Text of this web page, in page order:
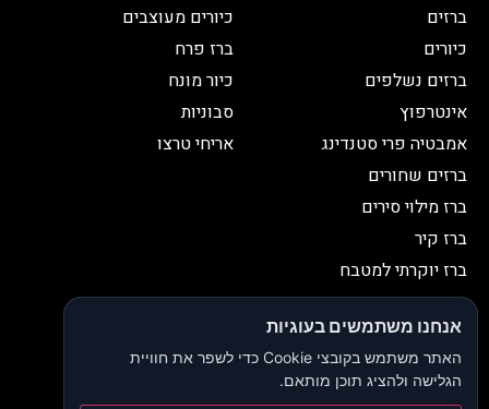
ברזים
כיורים
ברזים נשלפים
אינטרפוץ
אמבטיה פרי סטנדינג
ברזים שחורים
ברז מילוי סירים
ברז קיר
ברז יוקרתי למטבח
כיורים מעוצבים
ברז פרח
כיור מונח
סבוניות
אריחי טרצו
יצירת קשר
03-9335335
052-2653038
sbeiruty@gmail.com
אולם תצוגה:דרך האורנים 23, רינתיה
אנחנו משתמשים בעוגיות
האתר משתמש בקובצי Cookie כדי לשפר את חוויית
הגלישה ולהציג תוכן מותאם.